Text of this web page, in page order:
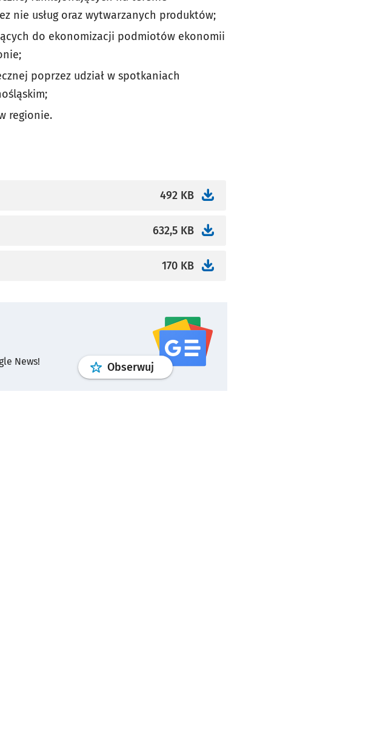
nie usług oraz wytwarzanych produktów;
do ekonomizacji podmiotów ekonomii
poprzez udział w spotkaniach
regionie.
492 KB
632,5 KB
170 KB
News!
Obserwuj profilgoogle news